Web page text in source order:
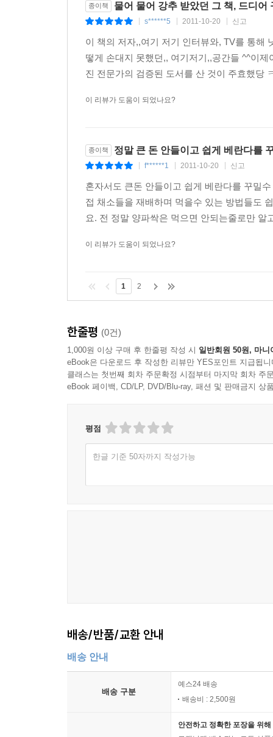
종이책 물어 물어 강추 받았던 그 책, 드디어
s******5 2011-10-20 신고
이 책의 저자,,여기 저기 인터뷰와, TV를 통해
떻게 손대지 못했던,, 여기저기,,공간들 ^^이
진 전문가의 검증된 도서를 산 것이 주효했당
이 리뷰가 도움이 되었나요?
종이책 정말 큰 돈 안들이고 쉽게 베란다를
f******1 2011-10-20 신고
혼자서도 큰돈 안들이고 쉽게 베란다를 꾸밀
접 채소들을 재배하며 먹을수 있는 방법들도
요. 전 정말 양파싹은 먹으면 안되는줄로만
이 리뷰가 도움이 되었나요?
1 2
한줄평 (0건)
1,000원 이상 구매 후 한줄평 작성 시 일반회원 50원, 마니
eBook은 다운로드 후 작성한 리뷰만 YES포인트 지급됩니
클래스는 첫번째 회차 주문확정 시점부터 마지막 회차 주
eBook 페이백, CD/LP, DVD/Blu-ray, 패션 및 판매금지 상
평점
한글 기준 50자까지 작성가능
배송/반품/교환 안내
배송 안내
배송 구분
예스24 배송
배송비 : 2,500원
안전하고 정확한 포장을 위